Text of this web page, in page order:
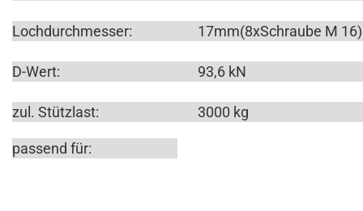
Lochdurchmesser: 17mm(8xSchraube M 16)
D-Wert: 93,6 kN
zul. Stützlast: 3000 kg
passend für: